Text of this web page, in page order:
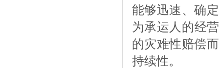
能够迅速、确
为承运人的经
的灾难性赔偿
持续性。